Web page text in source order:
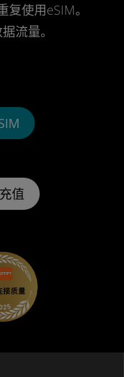
使用eSIM。
流量。
值